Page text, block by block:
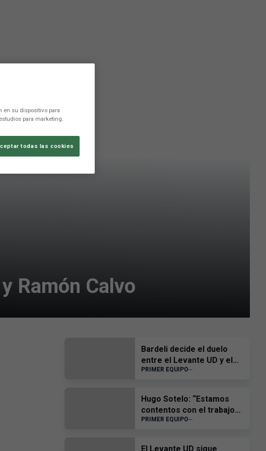
Ramón Calvo
Bardeli decide el duelo
entre el Levante UD y el
Atlético Levante UD
PRIMER EQUIPO
Hugo Sotelo: “Estamos
contentos con el trabajo
del equipo”
PRIMER EQUIPO
El Levante UD sigue
en su dispositivo para
para marketing.
todas las cookies